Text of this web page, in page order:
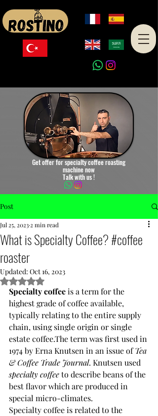
Get offer for specialty coffee roasting
machine now
Talk with us !
Post
What is Specialty Coffee? #coffee
roaster
Jul 25, 2023 2 min read
Updated: Oct 16, 2023
Rated NaN out of 5 stars.
Specialty coffee is a term for the
highest grade of coffee available,
typically relating to the entire supply
chain, using single origin or single
estate coffee.The term was first used in
1974 by Erna Knutsen in an issue of Tea
& Coffee Trade Journal. Knutsen used
specialty coffee to describe beans of the
best flavor which are produced in
special micro-climates.
Specialty coffee is related to the